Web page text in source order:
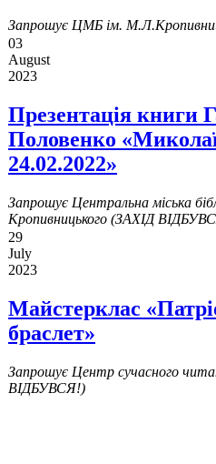
Запрошує ЦМБ ім.
03
August
2023
Презентація книги
Половенко
24.02.2022»
Запрошує Центральна міська
Кропивницького (ЗАХІД
29
July
2023
Майстерклас
браслет»
Запрошує Центр сучасного
ВІДБУВСЯ!)